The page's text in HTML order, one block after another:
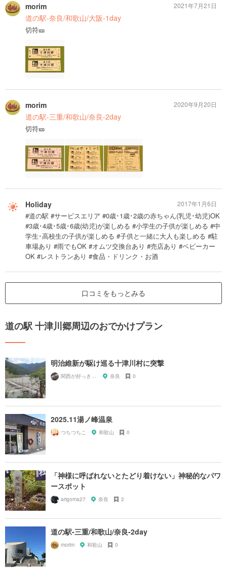
morim
道の駅-奈良/和歌山/大阪-1day
切符🎫
2021年7月21日
morim
道の駅-三重/和歌山/奈良-2day
切符🎫
2020年9月20日
Holiday
#道の駅 #サービスエリア #0歳･1歳･2歳の赤ちゃん(乳児･幼児)OK
#3歳･4歳･5歳･6歳(幼児)が楽しめる #小学生の子供が楽しめる #中
学生･高校生の子供が楽しめる #子供と一緒に大人も楽しめる #駐
車場あり #雨でもOK #オムツ交換台あり #売店あり #ベビーカー
OK #レストランあり #食品・ドリンク・お酒
2017年1月6日
口コミをもっとみる
道の駅 十津川郷周辺のおでかけプラン
明治維新が駆け巡る十津川村に突撃
関西が好っきゃねん 奈良 0
2025.11湯ノ峰温泉
つちつちこ 和歌山 0
「神様に呼ばれないとたどり着けない」神秘的なパワ
ースポット
arigoma27 奈良 2
道の駅-三重/和歌山/奈良-2day
morim 和歌山 0